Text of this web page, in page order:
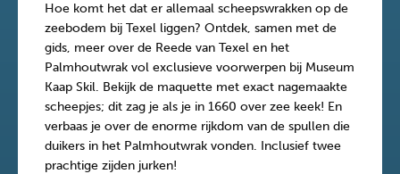
Hoe komt het dat er allemaal scheepswrakken op de
zeebodem bij Texel liggen? Ontdek, samen met de
gids, meer over de Reede van Texel en het
Palmhoutwrak vol exclusieve voorwerpen bij Museum
Kaap Skil. Bekijk de maquette met exact nagemaakte
scheepjes; dit zag je als je in 1660 over zee keek! En
verbaas je over de enorme rijkdom van de spullen die
duikers in het Palmhoutwrak vonden. Inclusief twee
prachtige zijden jurken!